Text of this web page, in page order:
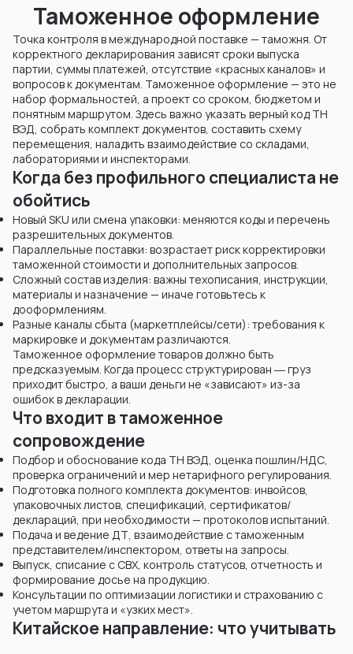
Таможенное оформление
Точка контроля в международной поставке — таможня. От
корректного декларирования зависят сроки выпуска
партии, суммы платежей, отсутствие «красных каналов» и
вопросов к документам. Таможенное оформление — это не
набор формальностей, а проект со сроком, бюджетом и
понятным маршрутом. Здесь важно указать верный код ТН
ВЭД, собрать комплект документов, составить схему
перемещения, наладить взаимодействие со складами,
лабораториями и инспекторами.
Когда без профильного специалиста не
обойтись
Новый SKU или смена упаковки: меняются коды и перечень
разрешительных документов.
Параллельные поставки: возрастает риск корректировки
таможенной стоимости и дополнительных запросов.
Сложный состав изделия: важны техописания, инструкции,
материалы и назначение — иначе готовьтесь к
дооформлениям.
Разные каналы сбыта (маркетплейсы/сети): требования к
маркировке и документам различаются.
Таможенное оформление товаров должно быть
предсказуемым. Когда процесс структурирован ― груз
приходит быстро, а ваши деньги не «зависают» из-за
ошибок в декларации.
Что входит в таможенное
сопровождение
Подбор и обоснование кода ТН ВЭД, оценка пошлин/НДС,
проверка ограничений и мер нетарифного регулирования.
Подготовка полного комплекта документов: инвойсов,
упаковочных листов, спецификаций, сертификатов/
деклараций, при необходимости — протоколов испытаний.
Подача и ведение ДТ, взаимодействие с таможенным
представителем/инспектором, ответы на запросы.
Выпуск, списание с СВХ, контроль статусов, отчетность и
формирование досье на продукцию.
Консультации по оптимизации логистики и страхованию с
учетом маршрута и «узких мест».
Китайское направление: что учитывать